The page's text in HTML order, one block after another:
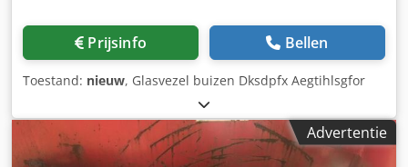
Prijsinfo Bellen
Toestand: nieuw, Glasvezel buizen Dksdpfx Aegtihlsgfor
Advertentie